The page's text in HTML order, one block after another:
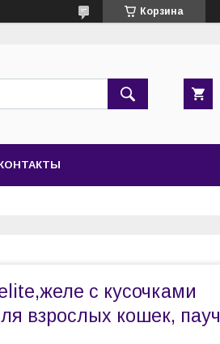
Корзина
с кусочками
взрослых кошек, пауч